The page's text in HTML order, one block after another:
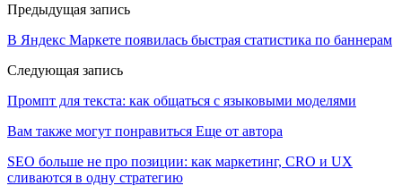
Предыдущая запись
В Яндекс Маркете появилась быстрая статистика по баннерам
Следующая запись
Промпт для текста: как общаться с языковыми моделями
Вам также могут понравиться Еще от автора
SEO больше не про позиции: как маркетинг, CRO и UX
сливаются в одну стратегию